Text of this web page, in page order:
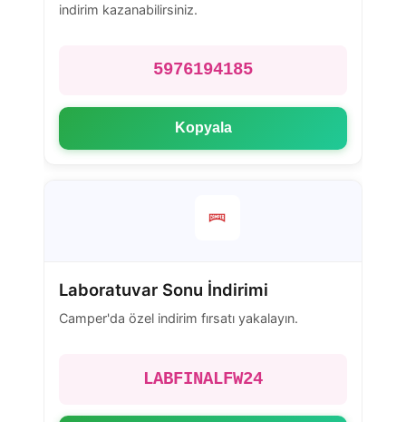
indirim kazanabilirsiniz.
5976194185
Kopyala
Laboratuvar Sonu İndirimi
Camper'da özel indirim fırsatı yakalayın.
LABFINALFW24